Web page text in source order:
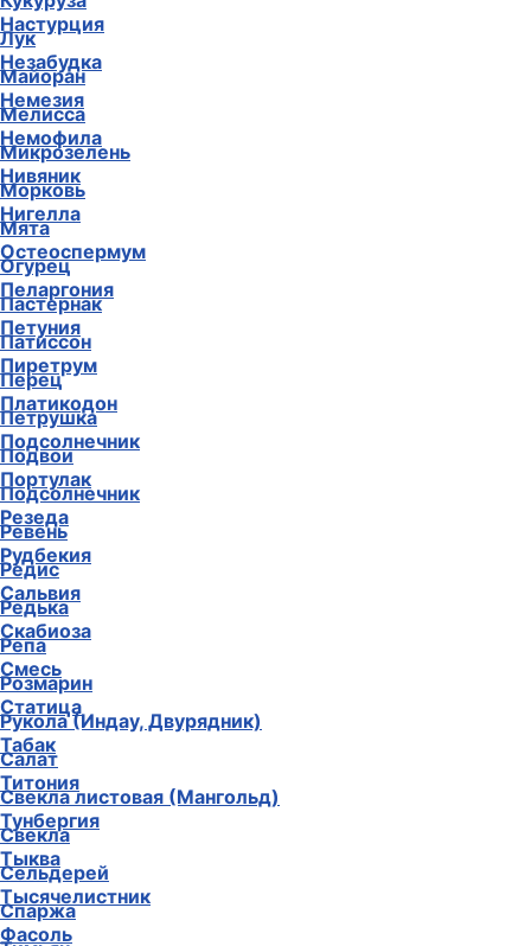
Настурция
Незабудка
Немезия
Немофила
Нивяник
Нигелла
Остеоспермум
Пеларгония
Петуния
Пиретрум
Платикодон
Подсолнечник
Портулак
Резеда
Рудбекия
Сальвия
Скабиоза
Смесь
Статица
Табак
Титония
Тунбергия
Тыква
Тысячелистник
Фасоль
Лук
Майоран
Мелисса
Микрозелень
Морковь
Мята
Огурец
Пастернак
Патиссон
Перец
Петрушка
Подвои
Подсолнечник
Ревень
Редис
Редька
Репа
Розмарин
Рукола (Индау, Двурядник)
Салат
Свекла листовая (Мангольд)
Свекла
Сельдерей
Спаржа